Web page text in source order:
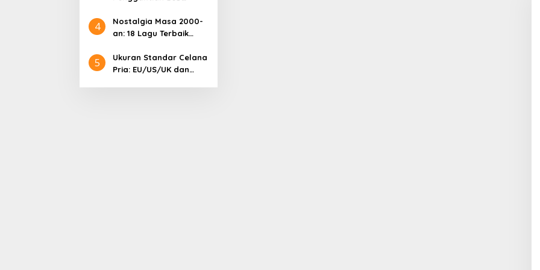
Lengkap dan Informasi
Terkini
4
Nostalgia Masa 2000-
an: 18 Lagu Terbaik
Menggetarkan Hati
5
Ukuran Standar Celana
Pria: EU/US/UK dan